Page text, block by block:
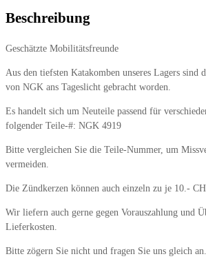
Beschreibung
Geschätzte Mobilitätsfreunde
Aus den tiefsten Katakomben unseres Lagers sind
von NGK ans Tageslicht gebracht worden.
Es handelt sich um Neuteile passend für
folgender Teile-#: NGK 4919
Bitte vergleichen Sie die Teile-Nummer, um
vermeiden.
Die Zündkerzen können auch einzeln zu je 10.-
Wir liefern auch gerne gegen Vorauszahlung und
Lieferkosten.
Bitte zögern Sie nicht und fragen Sie uns gleich an.